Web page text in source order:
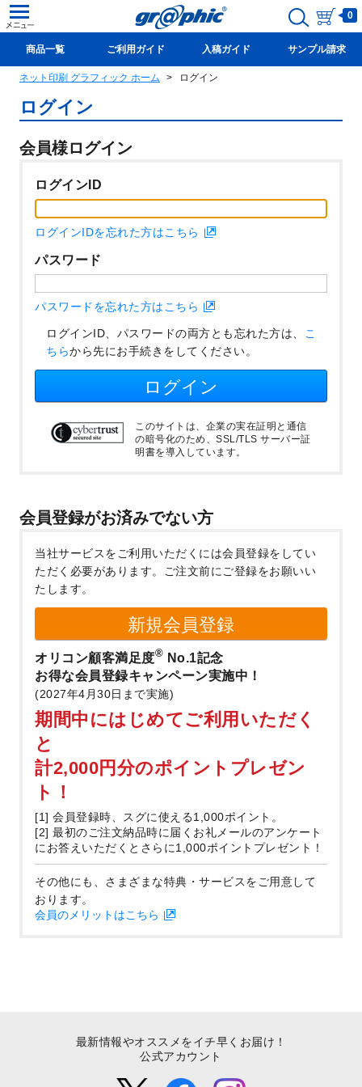
0
商品一覧 ご利用ガイド 入稿ガイド サンプル請求
新規会員登録(無料)
ネット印刷 グラフィック ホーム ログイン
ログイン
会員様ログイン
ログインID
ログインIDを忘れた方はこちら
パスワード
パスワードを忘れた方はこちら
ログインID、パスワードの両方とも忘れた方は、 こ
ちらから先にお手続きをしてください。
ログイン
このサイトは、企業の実在証明と通信
の暗号化のため、SSL/TLS サーバー証
明書を導入しています。
会員登録がお済みでない方
当社サービスをご利用いただくには会員登録をしてい
ただく必要があります。
ご注文前にご登録をお願いい
たします。
新規会員登録
オリコン顧客満足度® No.1記念
お得な会員登録キャンペーン実施中！
(2027年4月30日まで実施)
期間中にはじめてご利用いただく
と
計2,000円分のポイントプレゼン
ト！
[1] 会員登録時、スグに使える1,000ポイント。
[2] 最初のご注文納品時に届くお礼メールのアンケート
にお答えいただくとさらに1,000ポイントプレゼント！
その他にも、さまざまな特典・サービスをご用意して
おります。
会員のメリットはこちら
最新情報やオススメをイチ早くお届け！
公式アカウント